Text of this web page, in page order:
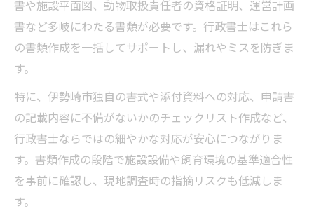
書や施設平面図、動物取扱責任者の資格証明、運営計画
書など多岐にわたる書類が必要です。行政書士はこれら
の書類作成を一括してサポートし、漏れやミスを防ぎま
す。
特に、伊勢崎市独自の書式や添付資料への対応、申請書
の記載内容に不備がないかのチェックリスト作成など、
行政書士ならではの細やかな対応が安心につながりま
す。書類作成の段階で施設設備や飼育環境の基準適合性
を事前に確認し、現地調査時の指摘リスクも低減しま
す。